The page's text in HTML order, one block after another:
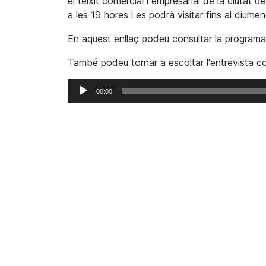
a les 19 hores i es podrà visitar fins al
En aquest enllaç podeu consultar la
També podeu tornar a escoltar l'entrevista
Reproductor
d'àudio
00:00